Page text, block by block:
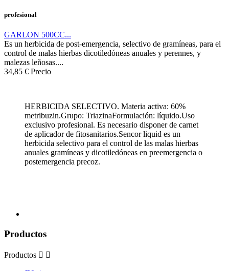
profesional
GARLON 500CC...
Es un herbicida de post-emergencia, selectivo de gramíneas, para el
control de malas hierbas dicotiledóneas anuales y perennes, y
malezas leñosas....
34,85 € Precio
HERBICIDA SELECTIVO. Materia activa: 60%
metribuzin.Grupo: TriazinaFormulación: líquido.Uso
exclusivo profesional. Es necesario disponer de carnet
de aplicador de fitosanitarios.Sencor liquid es un
herbicida selectivo para el control de las malas hierbas
anuales gramíneas y dicotiledóneas en preemergencia o
postemergencia precoz.
Productos
Productos  